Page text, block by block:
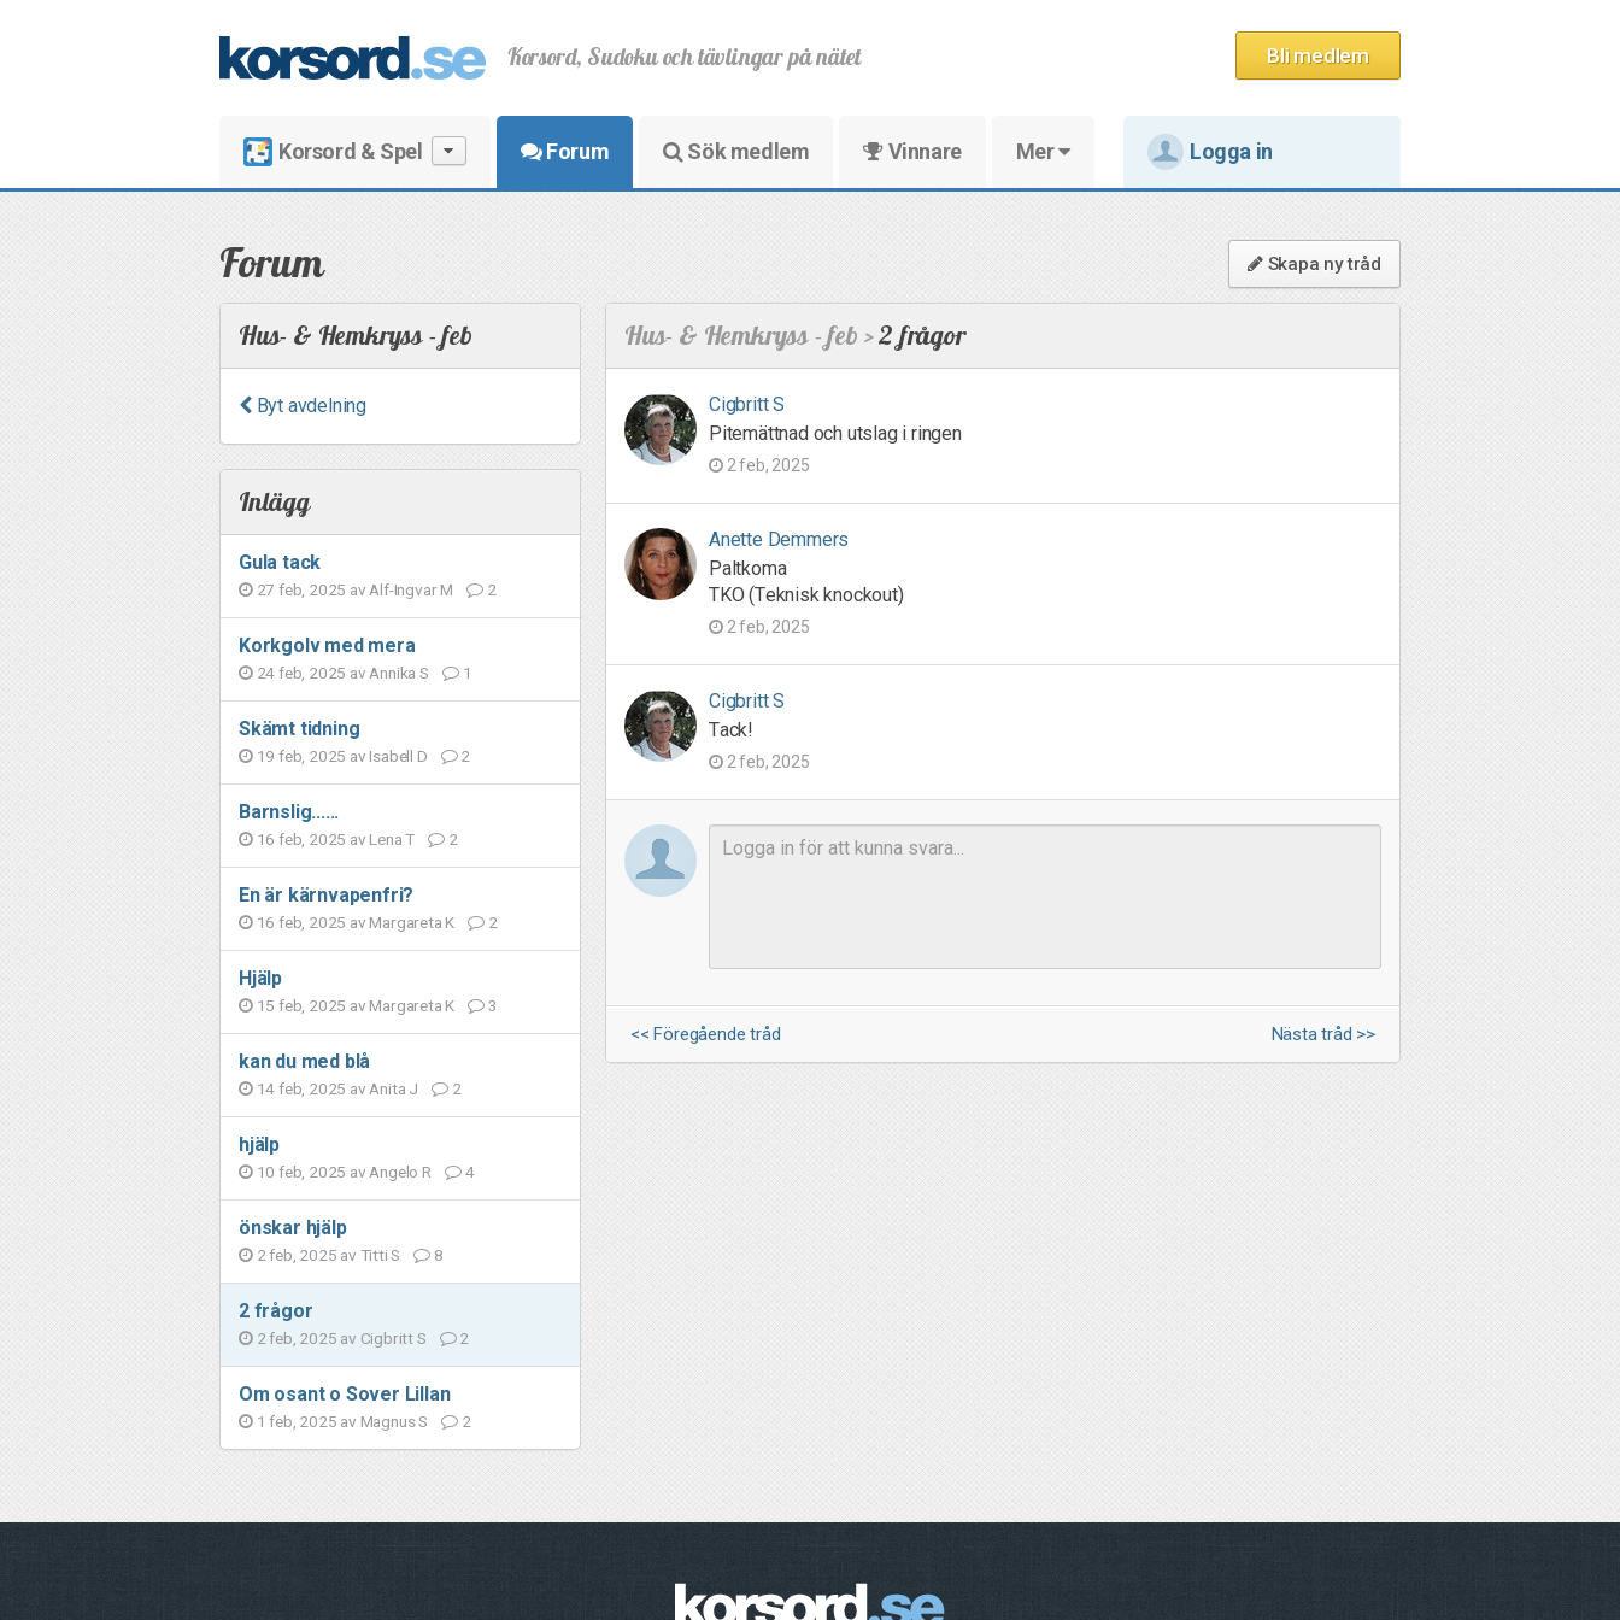
Bli medlem
Korsord, Sudoku och tävlingar på nätet
Korsord & Spel Forum Sök medlem Vinnare Mer Logga in
Skapa ny tråd
Forum
Hus- & Hemkryss - feb
Byt avdelning
Inlägg
Gula tack
27 feb, 2025 av Alf-Ingvar M 2
Korkgolv med mera
24 feb, 2025 av Annika S 1
Skämt tidning
19 feb, 2025 av Isabell D 2
Barnslig......
16 feb, 2025 av Lena T 2
En är kärnvapenfri?
16 feb, 2025 av Margareta K 2
Hjälp
15 feb, 2025 av Margareta K 3
kan du med blå
14 feb, 2025 av Anita J 2
hjälp
10 feb, 2025 av Angelo R 4
önskar hjälp
2 feb, 2025 av Titti S 8
2 frågor
2 feb, 2025 av Cigbritt S 2
Om osant o Sover Lillan
1 feb, 2025 av Magnus S 2
Hus- & Hemkryss - feb >2 frågor
Cigbritt S
Pitemättnad och utslag i ringen
2 feb, 2025
Anette Demmers
Paltkoma
TKO (Teknisk knockout)
2 feb, 2025
Cigbritt S
Tack!
2 feb, 2025
<< Föregående tråd Nästa tråd >>